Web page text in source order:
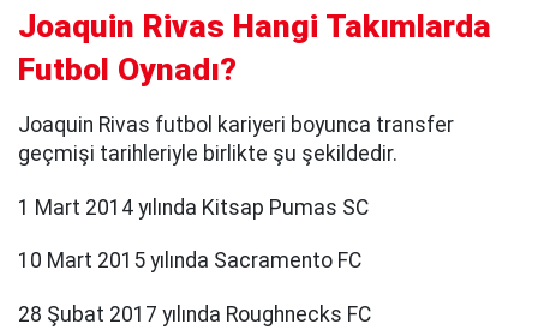
Joaquin Rivas Hangi Takımlarda
Futbol Oynadı?
Joaquin Rivas futbol kariyeri boyunca transfer
geçmişi tarihleriyle birlikte şu şekildedir.
1 Mart 2014 yılında Kitsap Pumas SC
10 Mart 2015 yılında Sacramento FC
28 Şubat 2017 yılında Roughnecks FC